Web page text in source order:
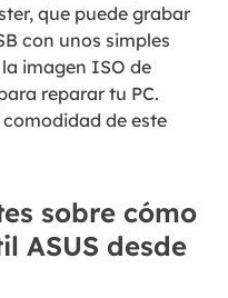
que puede grabar
con unos simples
imagen ISO de
reparar tu PC.
de este
sobre cómo
ASUS desde